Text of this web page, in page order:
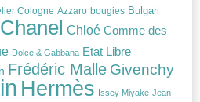
Cologne Azzaro bougies Bulgari
Chanel Chloé Comme des
Dolce & Gabbana Etat Libre
Frédéric Malle Givenchy
Hermès Issey Miyake Jean